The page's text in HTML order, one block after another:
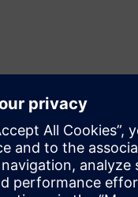
どまりません。納入
サイクルタイムで製